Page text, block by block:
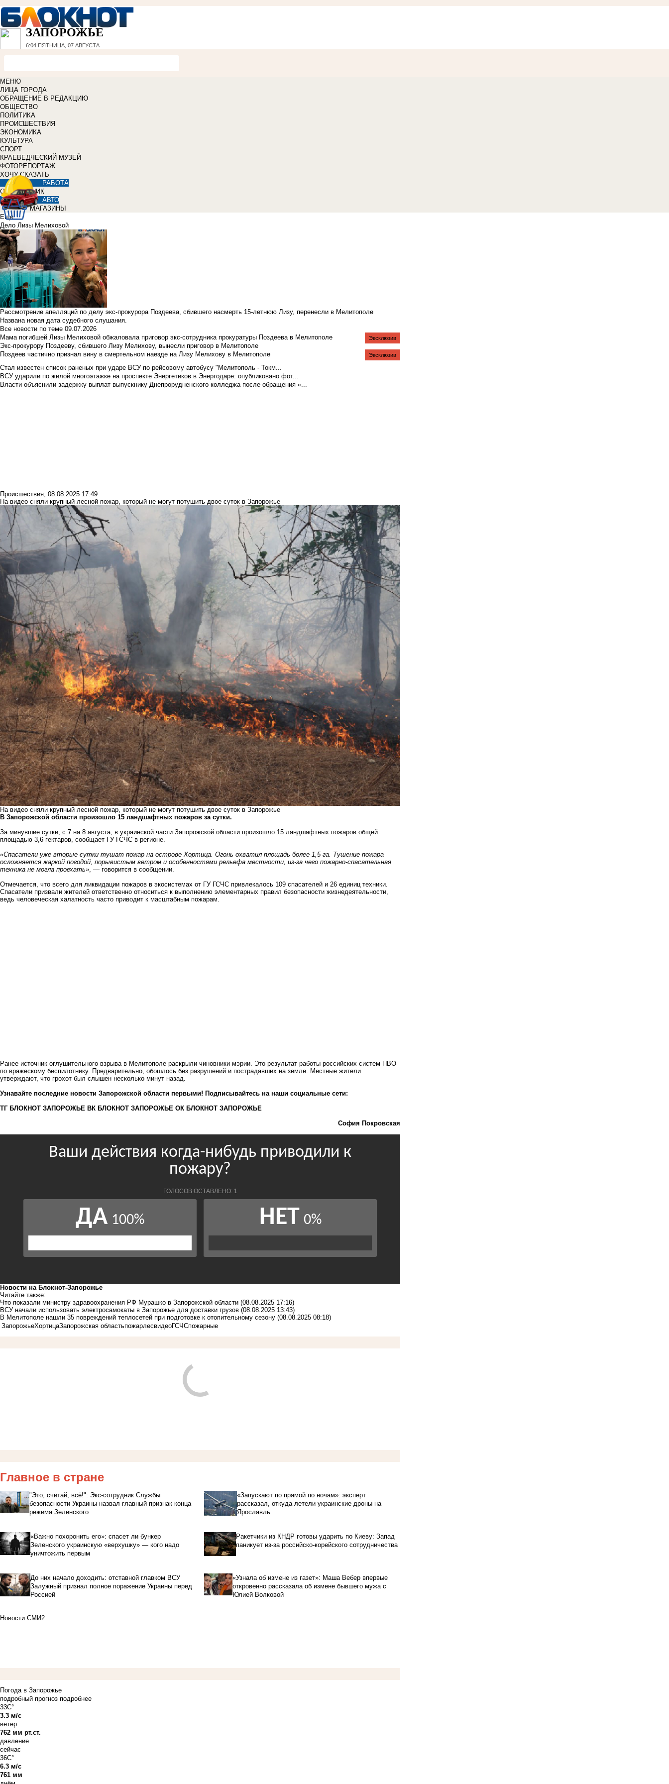
ЗАПОРОЖЬЕ
6:04 ПЯТНИЦА, 07 АВГУСТА
МЕНЮ
ЛИЦА ГОРОДА
ОБРАЩЕНИЕ В РЕДАКЦИЮ
ОБЩЕСТВО
ПОЛИТИКА
ПРОИСШЕСТВИЯ
ЭКОНОМИКА
КУЛЬТУРА
СПОРТ
КРАЕВЕДЧЕСКИЙ МУЗЕЙ
ФОТОРЕПОРТАЖ
ХОЧУ СКАЗАТЬ
РАБОТА
СПРАВОЧНИК
АВТО
МАГАЗИНЫ
Еще
Дело Лизы Мелиховой
Рассмотрение апелляций по делу экс-прокурора Поздеева, сбившего насмерть 15-летнюю Лизу, перенесли в Мелитополе
Названа новая дата судебного слушания.
Все новости по теме 09.07.2026
Мама погибшей Лизы Мелиховой обжаловала приговор экс-сотрудника прокуратуры Поздеева в Мелитополе
Экс-прокурору Поздееву, сбившего Лизу Мелихову, вынесли приговор в Мелитополе
Поздеев частично признал вину в смертельном наезде на Лизу Мелихову в Мелитополе
Стал известен список раненых при ударе ВСУ по рейсовому автобусу "Мелитополь - Токм...
Эксклюзив
ВСУ ударили по жилой многоэтажке на проспекте Энергетиков в Энергодаре: опубликовано фот...
Власти объяснили задержку выплат выпускнику Днепрорудненского колледжа после обращения «...
Эксклюзив
Происшествия, 08.08.2025 17:49
На видео сняли крупный лесной пожар, который не могут потушить двое суток в Запорожье
На видео сняли крупный лесной пожар, который не могут потушить двое суток в Запорожье
В Запорожской области произошло 15 ландшафтных пожаров за сутки.
За минувшие сутки, с 7 на 8 августа, в украинской части Запорожской области произошло 15 ландшафтных пожаров общей
площадью 3,6 гектаров, сообщает ГУ ГСЧС в регионе.
«Спасатели уже вторые сутки тушат пожар на острове Хортица. Огонь охватил площадь более 1,5 га. Тушение пожара
осложняется жаркой погодой, порывистым ветром и особенностями рельефа местности, из-за чего пожарно-спасательная
техника не могла проехать» , — говорится в сообщении.
Отмечается, что всего для ликвидации пожаров в экосистемах от ГУ ГСЧС привлекалось 109 спасателей и 26 единиц техники.
Спасатели призвали жителей ответственно относиться к выполнению элементарных правил безопасности жизнедеятельности,
ведь человеческая халатность часто приводит к масштабным пожарам.
Ранее источник оглушительного взрыва в Мелитополе раскрыли чиновники мэрии. Это результат работы российских систем ПВО
по вражескому беспилотнику. Предварительно, обошлось без разрушений и пострадавших на земле. Местные жители
утверждают, что грохот был слышен несколько минут назад.
Узнавайте последние новости Запорожской области первыми! Подписывайтесь на наши социальные сети:
ТГ БЛОКНОТ ЗАПОРОЖЬЕ ВК БЛОКНОТ ЗАПОРОЖЬЕ ОК БЛОКНОТ ЗАПОРОЖЬЕ
София Покровская
Новости на Блoкнoт-Запорожье
Читайте также:
Что показали министру здравоохранения РФ Мурашко в Запорожской области (08.08.2025 17:16)
ВСУ начали использовать электросамокаты в Запорожье для доставки грузов (08.08.2025 13:43)
В Мелитополе нашли 35 повреждений теплосетей при подготовке к отопительному сезону (08.08.2025 08:18)
ЗапорожьеХортицаЗапорожская областьпожарлесвидеоГСЧСпожарные
Главное в стране
"Это, считай, всё!": Экс-сотрудник Службы
безопасности Украины назвал главный признак конца
режима Зеленского
«Запускают по прямой по ночам»: эксперт
рассказал, откуда летели украинские дроны на
Ярославль
«Важно похоронить его»: спасет ли бункер
Зеленского украинскую «верхушку» — кого надо
уничтожить первым
Ракетчики из КНДР готовы ударить по Киеву: Запад
паникует из-за российско-корейского сотрудничества
До них начало доходить: отставной главком ВСУ
Залужный признал полное поражение Украины перед
Россией
«Узнала об измене из газет»: Маша Вебер впервые
откровенно рассказала об измене бывшего мужа с
Юлией Волковой
Новости СМИ2
Погода в Запорожье
подробный прогноз подробнее
33C°
3.3 м/с
ветер
762 мм рт.ст.
давление
сейчас
36C°
6.3 м/с
761 мм